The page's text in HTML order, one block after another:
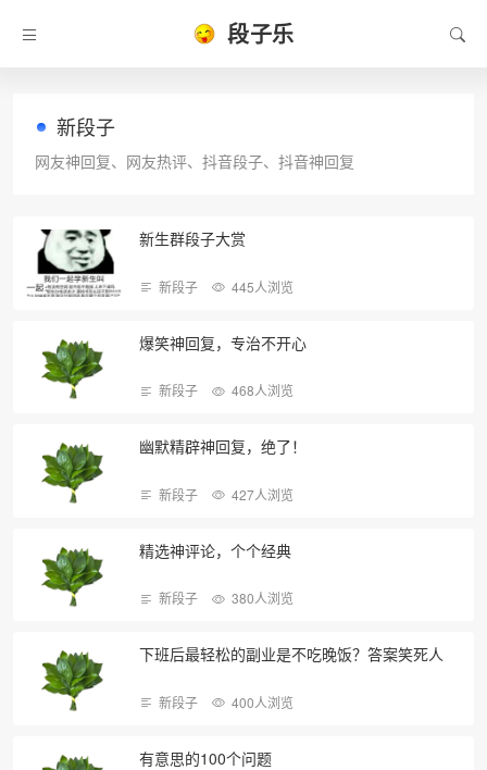
段子乐
新段子
网友神回复、网友热评、抖音段子、抖音神回复
新生群段子大赏
新段子 445人浏览
爆笑神回复，专治不开心
新段子 468人浏览
幽默精辟神回复，绝了！
新段子 427人浏览
精选神评论，个个经典
新段子 380人浏览
下班后最轻松的副业是不吃晚饭？答案笑死人
新段子 400人浏览
有意思的100个问题